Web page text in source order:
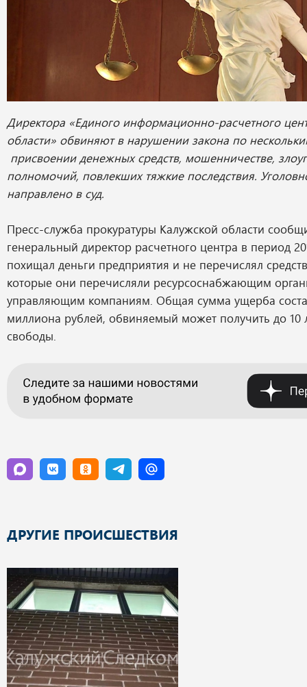
Директора «Единого информационно-расчетного
области» обвиняют в нарушении закона по
присвоении денежных средств, мошенничестве,
полномочий, повлекших тяжкие последствия.
направлено в суд.
Пресс-служба прокуратуры Калужской области
генеральный директор расчетного центра в период
похищал деньги предприятия и не перечислял
которые они перечисляли ресурсоснабжающим
управляющим компаниям. Общая сумма ущерба
миллиона рублей, обвиняемый может получить до 10
свободы.
ДРУГИЕ ПРОИСШЕСТВИЯ